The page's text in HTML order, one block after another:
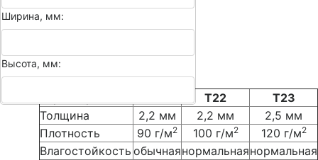
T21
T22
T23
?
Т22
Т23
Толщина
2,2 мм 2,2 мм
2,5 мм
Плотность
90 г/м2 100 г/м2 120 г/м2
Влагостойкость обычнаянормальнаянормальная
Ширина, мм:
Высота, мм: